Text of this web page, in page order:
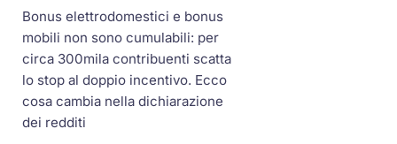
Bonus elettrodomestici e bonus
mobili non sono cumulabili: per
circa 300mila contribuenti scatta
lo stop al doppio incentivo. Ecco
cosa cambia nella dichiarazione
dei redditi